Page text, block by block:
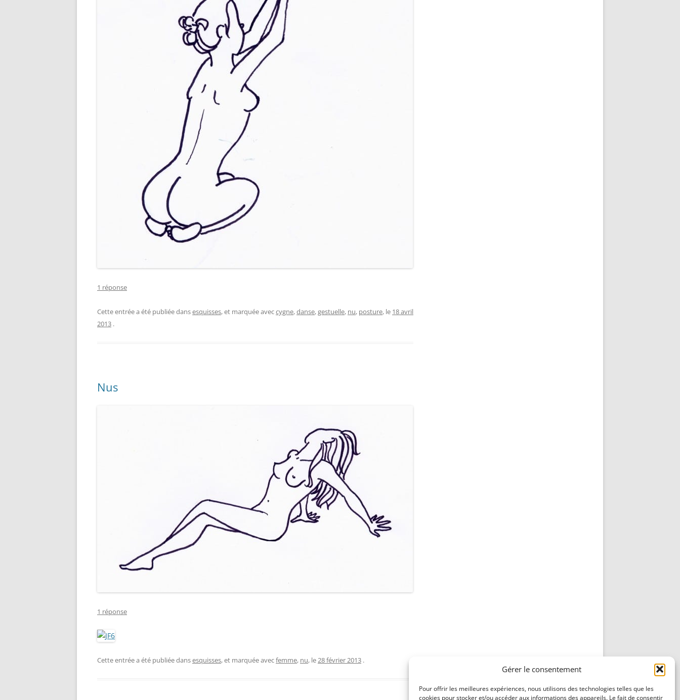
Gérer le consentement
Pour offrir les meilleures expériences, nous utilisons des technologies telles que les
cookies pour stocker et/ou accéder aux informations des appareils. Le fait de consentir
1 réponse
Cette entrée a été publiée dansesquisses, et marquée aveccygne,danse,gestuelle, nu, posture, le 18 avril
2013 .
Nus
1 réponse
Cette entrée a été publiée dansesquisses, et marquée avecfemme, nu, le28 février 2013 .